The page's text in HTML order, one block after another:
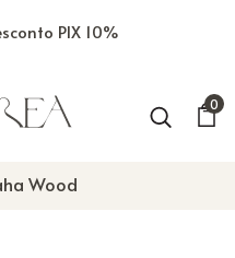
PIX 10%
0
Wood